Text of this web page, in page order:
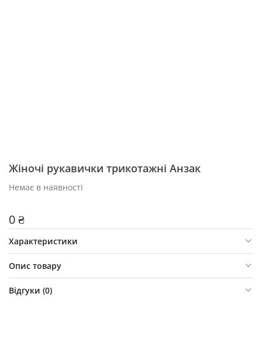
Жіночі рукавички трикотажні Анзак
Немає в наявності
0 ₴
Характеристики
Опис товару
Відгуки (0)